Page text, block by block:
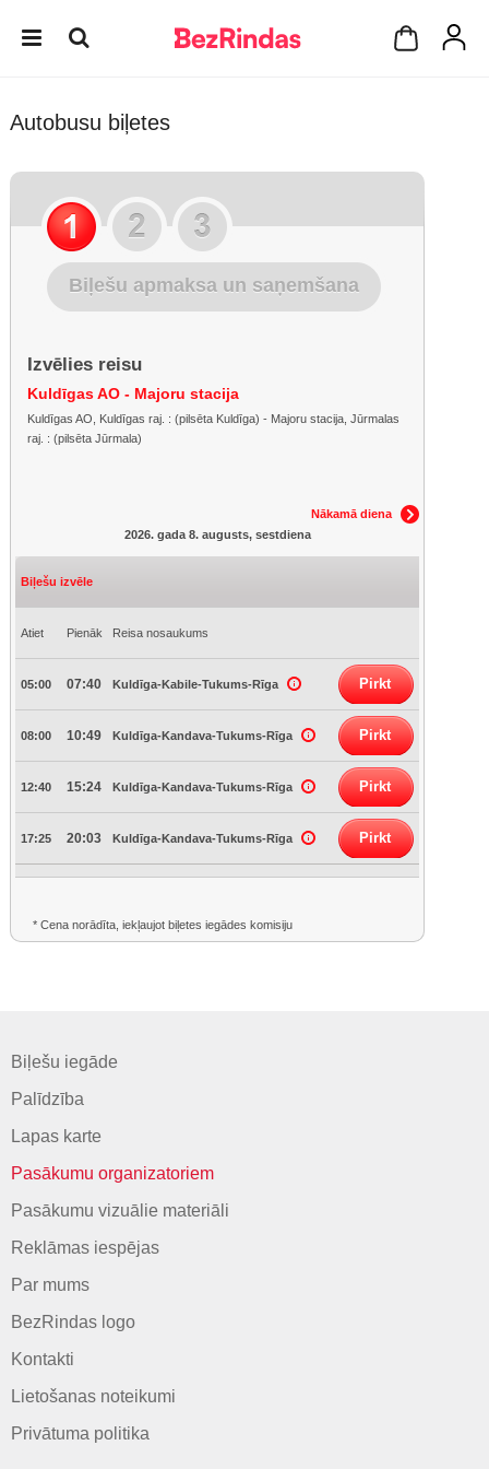
Autobusu biļetes
Biļešu apmaksa un saņemšana
Izvēlies reisu
Kuldīgas AO - Majoru stacija
Kuldīgas AO, Kuldīgas raj. : (pilsēta Kuldīga) - Majoru stacija, Jūrmalas
raj. : (pilsēta Jūrmala)
Nākamā diena
2026. gada 8. augusts, sestdiena
Biļešu izvēle
Atiet Pienāk Reisa nosaukums
05:00 07:40 Kuldīga-Kabile-Tukums-Rīga Pirkt
08:00 10:49 Kuldīga-Kandava-Tukums-Rīga Pirkt
12:40 15:24 Kuldīga-Kandava-Tukums-Rīga Pirkt
17:25 20:03 Kuldīga-Kandava-Tukums-Rīga Pirkt
* Cena norādīta, iekļaujot biļetes iegādes komisiju
Biļešu iegāde
Palīdzība
Lapas karte
Pasākumu organizatoriem
Pasākumu vizuālie materiāli
Reklāmas iespējas
Par mums
BezRindas logo
Kontakti
Lietošanas noteikumi
Privātuma politika